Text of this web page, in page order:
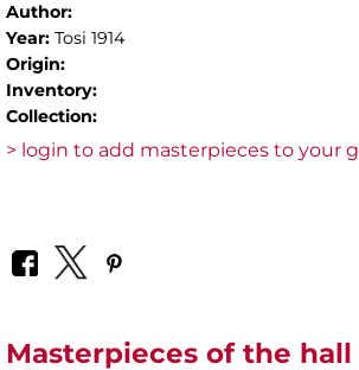
Author:
Year: Tosi 1914
Origin:
Inventory:
Collection:
> login to add masterpieces to your
Masterpieces of the hall